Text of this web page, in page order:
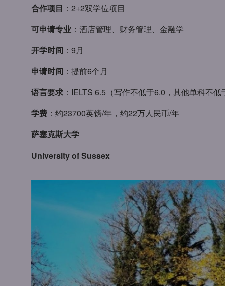
合作项目 ：2+2双学位项目
可申请专业 ：酒店管理、财务管理、金融学
开学时间 ：9月
申请时间 ：提前6个月
语言要求 ：IELTS 6.5（写作不低于6.0，其他单科不低
学费 ：约23700英镑/年，约22万人民币/年
萨塞克斯大学
University of Sussex